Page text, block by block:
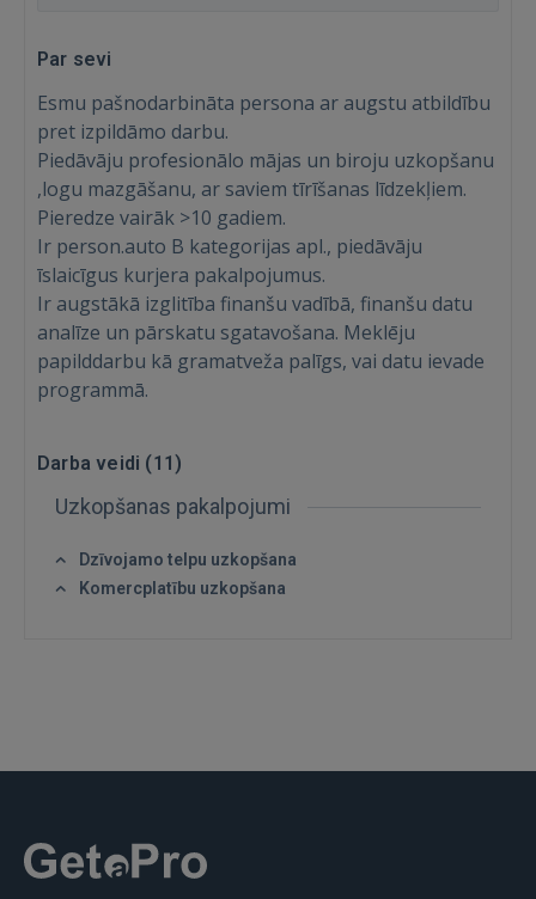
Ienākt
Aizmirsāt paroli?
Vēl neesat reģistrējies?
Par sevi
Esmu pašnodarbināta persona ar augstu atbildību
pret izpildāmo darbu.
Piedāvāju profesionālo mājas un biroju uzkopšanu
,logu mazgāšanu, ar saviem tīrīšanas līdzekļiem.
Pieredze vairāk >10 gadiem.
Ir person.auto B kategorijas apl., piedāvāju
īslaicīgus kurjera pakalpojumus.
Ir augstākā izglitība finanšu vadībā, finanšu datu
analīze un pārskatu sgatavošana. Meklēju
papilddarbu kā gramatveža palīgs, vai datu ievade
programmā.
Darba veidi (11)
Uzkopšanas pakalpojumi
Dzīvojamo telpu uzkopšana
Komercplatību uzkopšana